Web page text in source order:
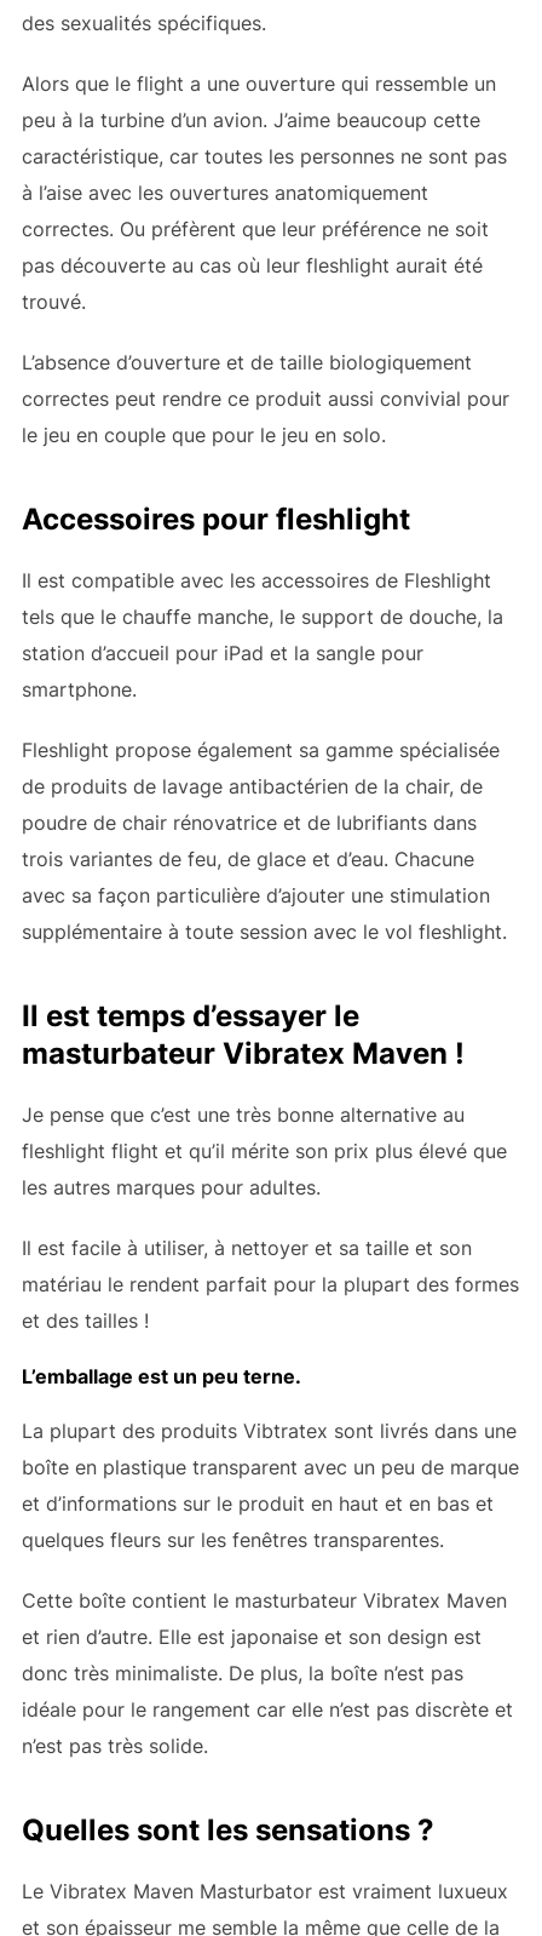
des sexualités spécifiques.
Alors que le flight a une ouverture qui ressemble un
peu à la turbine d’un avion. J’aime beaucoup cette
caractéristique, car toutes les personnes ne sont pas
à l’aise avec les ouvertures anatomiquement
correctes. Ou préfèrent que leur préférence ne soit
pas découverte au cas où leur fleshlight aurait été
trouvé.
L’absence d’ouverture et de taille biologiquement
correctes peut rendre ce produit aussi convivial pour
le jeu en couple que pour le jeu en solo.
Accessoires pour fleshlight
Il est compatible avec les accessoires de Fleshlight
tels que le chauffe manche, le support de douche, la
station d’accueil pour iPad et la sangle pour
smartphone.
Fleshlight propose également sa gamme spécialisée
de produits de lavage antibactérien de la chair, de
poudre de chair rénovatrice et de lubrifiants dans
trois variantes de feu, de glace et d’eau. Chacune
avec sa façon particulière d’ajouter une stimulation
supplémentaire à toute session avec le vol fleshlight.
Il est temps d’essayer le
masturbateur Vibratex Maven !
Je pense que c’est une très bonne alternative au
fleshlight flight et qu’il mérite son prix plus élevé que
les autres marques pour adultes.
Il est facile à utiliser, à nettoyer et sa taille et son
matériau le rendent parfait pour la plupart des formes
et des tailles !
L’emballage est un peu terne.
La plupart des produits Vibtratex sont livrés dans une
boîte en plastique transparent avec un peu de marque
et d’informations sur le produit en haut et en bas et
quelques fleurs sur les fenêtres transparentes.
Cette boîte contient le masturbateur Vibratex Maven
et rien d’autre. Elle est japonaise et son design est
donc très minimaliste. De plus, la boîte n’est pas
idéale pour le rangement car elle n’est pas discrète et
n’est pas très solide.
Quelles sont les sensations ?
Le Vibratex Maven Masturbator est vraiment luxueux
et son épaisseur me semble la même que celle de la